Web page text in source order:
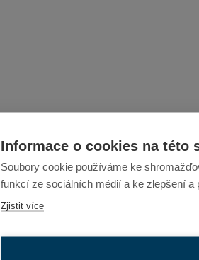
Informace o cookies na této
Soubory cookie používáme ke
funkcí ze sociálních médií a ke zlepšení a
Zjistit více